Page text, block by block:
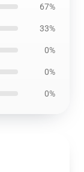
67%
33%
0%
0%
0%